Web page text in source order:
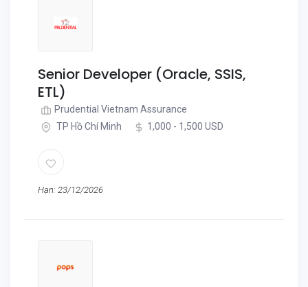
Senior Developer (Oracle, SSIS,
ETL)
Prudential Vietnam Assurance
TP Hồ Chí Minh
1,000 - 1,500 USD
Hạn: 23/12/2026